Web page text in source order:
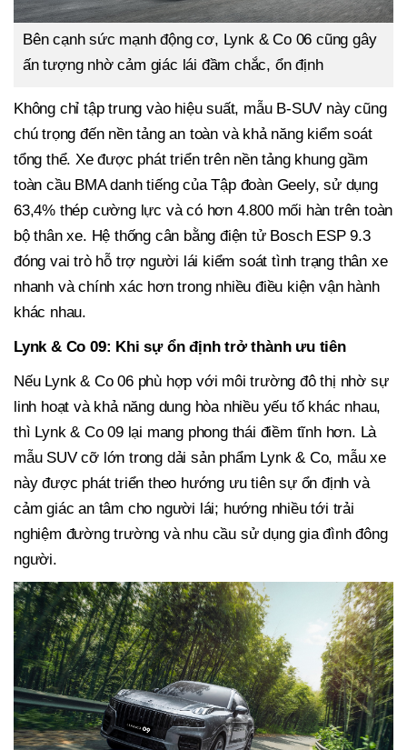
Bên cạnh sức mạnh động cơ, Lynk & Co 06 cũng gây
ấn tượng nhờ cảm giác lái đầm chắc, ổn định
Không chỉ tập trung vào hiệu suất, mẫu B-SUV này cũng
chú trọng đến nền tảng an toàn và khả năng kiểm soát
tổng thể. Xe được phát triển trên nền tảng khung gầm
toàn cầu BMA danh tiếng của Tập đoàn Geely, sử dụng
63,4% thép cường lực và có hơn 4.800 mối hàn trên toàn
bộ thân xe. Hệ thống cân bằng điện tử Bosch ESP 9.3
đóng vai trò hỗ trợ người lái kiểm soát tình trạng thân xe
nhanh và chính xác hơn trong nhiều điều kiện vận hành
khác nhau.
Lynk & Co 09: Khi sự ổn định trở thành ưu tiên
Nếu Lynk & Co 06 phù hợp với môi trường đô thị nhờ sự
linh hoạt và khả năng dung hòa nhiều yếu tố khác nhau,
thì Lynk & Co 09 lại mang phong thái điềm tĩnh hơn. Là
mẫu SUV cỡ lớn trong dải sản phẩm Lynk & Co, mẫu xe
này được phát triển theo hướng ưu tiên sự ổn định và
cảm giác an tâm cho người lái; hướng nhiều tới trải
nghiệm đường trường và nhu cầu sử dụng gia đình đông
người.